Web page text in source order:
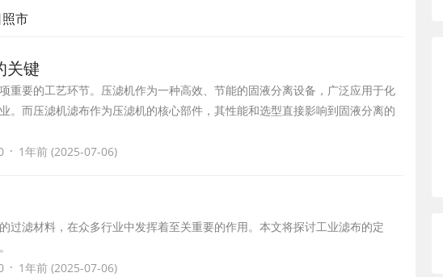
照市
关键
重要的工艺环节。压滤机作为一种高效、节能的固液分离设备，广泛应用于化
。而压滤机滤布作为压滤机的核心部件，其性能和选型直接影响到固液分离的
· 1年前 (2025-07-06)
过滤材料，在众多行业中发挥着至关重要的作用。本文将探讨工业滤布的定
· 1年前 (2025-07-06)